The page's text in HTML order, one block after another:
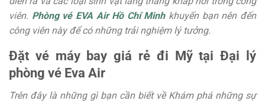
viên. Phòng vé EVA Air Hồ Chí Minhkhuyến bạn nên đến
công viên này để có những trải nghiệm lý tưởng.
Đặt vé máy bay giá rẻ đi Mỹ tại Đại lý
phòng vé Eva Air
Trên đây là những gì bạn cần biết về Khám phá những sự